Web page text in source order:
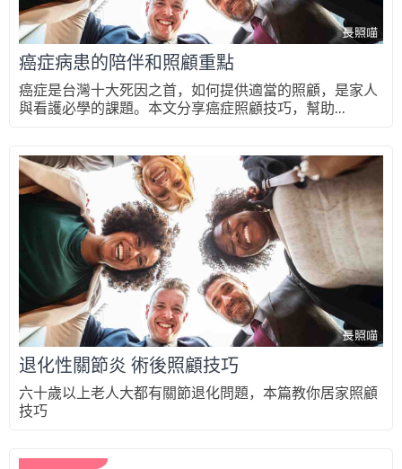
癌症病患的陪伴和照顧重點
癌症是台灣十大死因之首，如何提供適當的照顧，是家人
與看護必學的課題。本文分享癌症照顧技巧，幫助...
退化性關節炎 術後照顧技巧
六十歲以上老人大都有關節退化問題，本篇教你居家照顧
技巧